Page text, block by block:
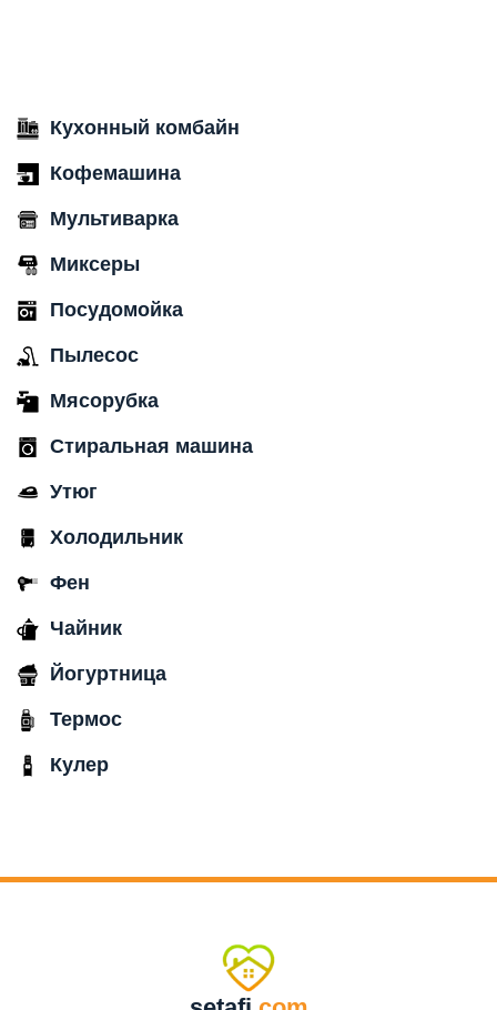
Кухонный комбайн
Кофемашина
Мультиварка
Миксеры
Посудомойка
Пылесос
Мясорубка
Стиральная машина
Утюг
Холодильник
Фен
Чайник
Йогуртница
Термос
Кулер